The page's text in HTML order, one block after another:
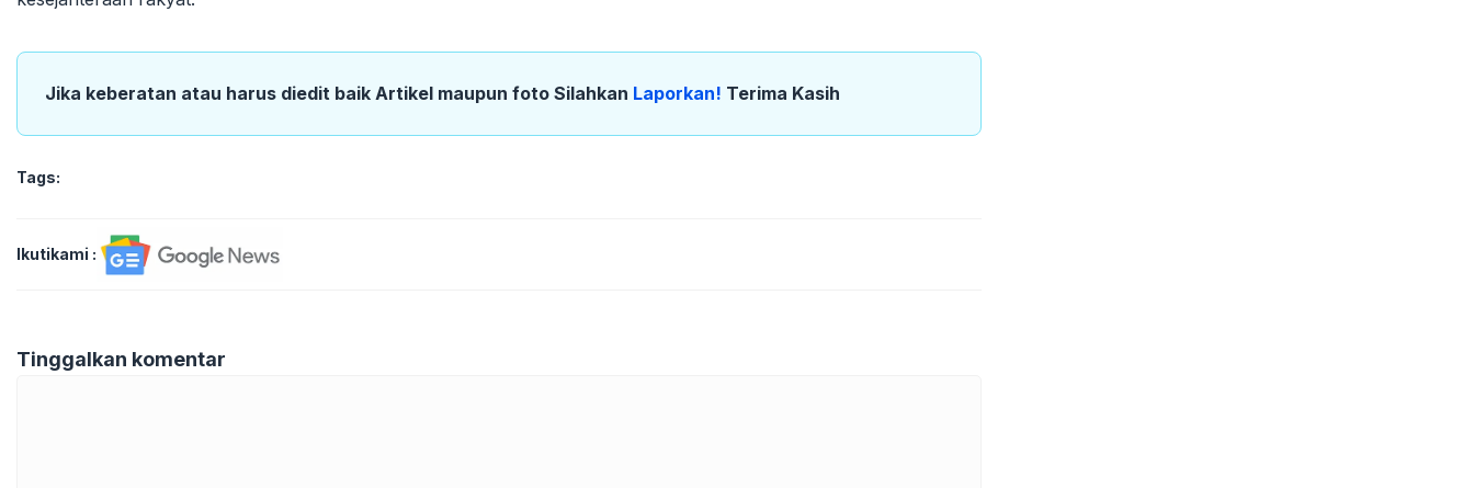
Jika keberatan atau harus diedit baik Artikel maupun foto Silahkan Laporkan! Terima Kasih
Tags:
Ikutikami :
Tinggalkan komentar